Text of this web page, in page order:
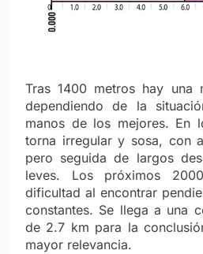
Tras 1400 metros hay una
dependiendo de la situaci
manos de los mejores. En
torna irregular y sosa, con
pero seguida de largos
leves. Los próximos
dificultad al encontrar
constantes. Se llega a una
de 2.7 km para la
mayor relevancia.